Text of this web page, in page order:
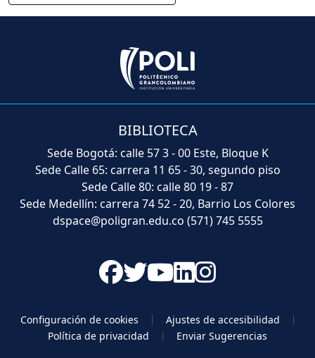
BIBLIOTECA
Sede Bogotá: calle 57 3 - 00 Este, Bloque K
Sede Calle 65: carrera 11 65 - 30, segundo piso
Sede Calle 80: calle 80 19 - 87
Sede Medellín: carrera 74 52 - 20, Barrio Los Colores
dspace@poligran.edu.co (571) 745 5555
Configuración de cookies
Ajustes de accesibilidad
Política de privacidad
Enviar Sugerencias